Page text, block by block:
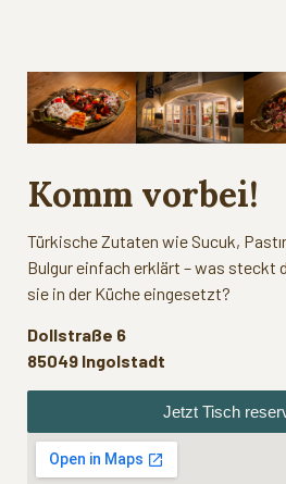
Komm vorbei!
Türkische Zutaten wie Sucuk,
Bulgur einfach erklärt – was steckt
sie in der Küche eingesetzt?
Dollstraße 6
85049 Ingolstadt
Jetzt Tisch